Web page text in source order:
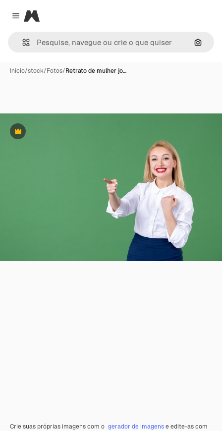
Close menu
Magnific
Início/stock/Fotos/Retrato de mulher jo…
Premium
Crie suas próprias imagens com o gerador de imagense edite-as com